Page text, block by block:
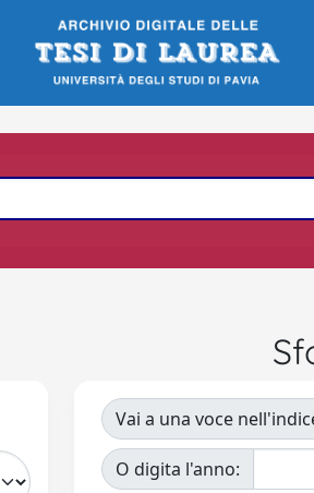
Vai a una voce
O digita l'anno: